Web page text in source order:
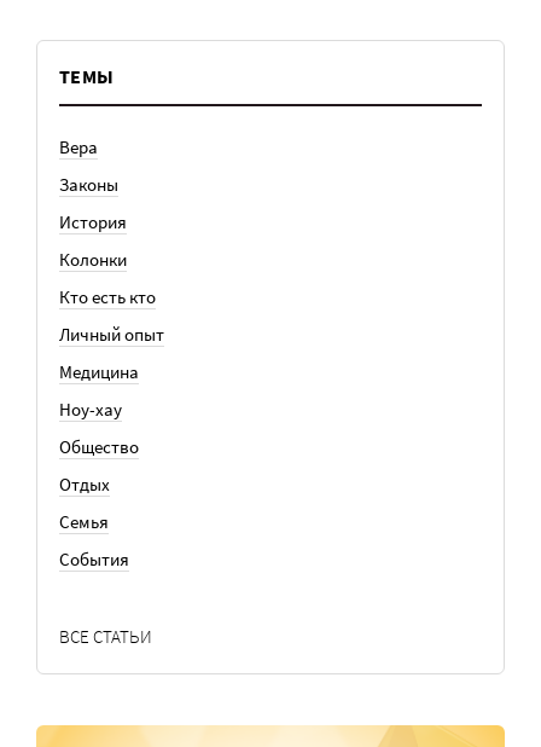
ТЕМЫ
Вера
Законы
История
Колонки
Кто есть кто
Личный опыт
Медицина
Ноу-хау
Общество
Отдых
Семья
События
ВСЕ СТАТЬИ